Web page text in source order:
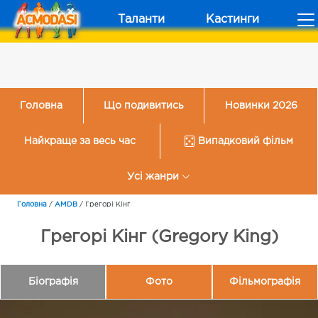
Таланти Кастинги
Головна Що подивитись Новинки 2026
Найкраще за весь час Випадковий фільм
Усі жанри
Головна / AMDB / Грегорі Кінг
Грегорі Кінг (Gregory King)
Біографія Фото Фільмографія